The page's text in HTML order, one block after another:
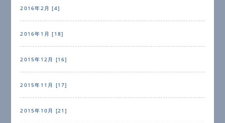
2016年2月 [4]
2016年1月 [18]
2015年12月 [16]
2015年11月 [17]
2015年10月 [21]